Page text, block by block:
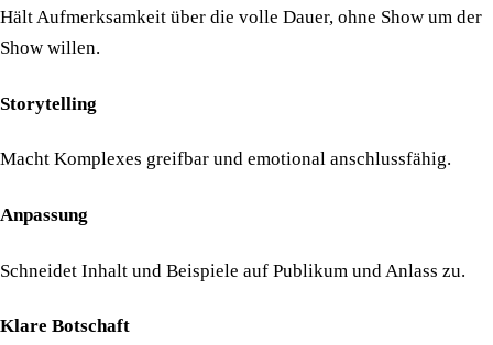
Hält Aufmerksamkeit über die volle Dauer, ohne Show um der
Show willen.
Storytelling
Macht Komplexes greifbar und emotional anschlussfähig.
Anpassung
Schneidet Inhalt und Beispiele auf Publikum und Anlass zu.
Klare Botschaft